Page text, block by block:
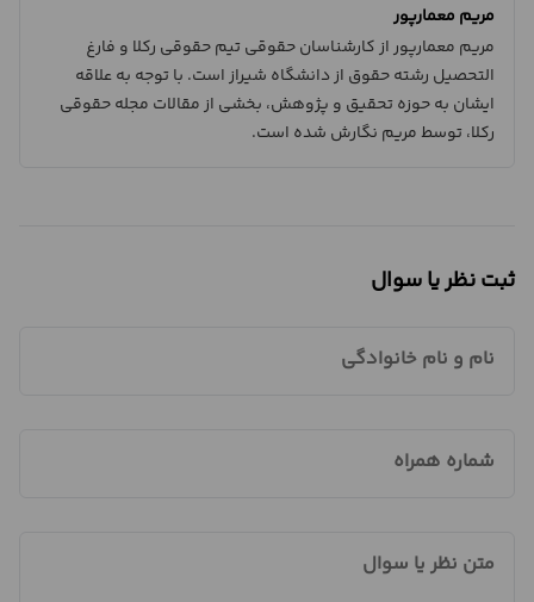
مریم معمارپور
مریم معمارپور از کارشناسان حقوقی تیم حقوقی رکلا و فارغ
التحصیل رشته حقوق از دانشگاه شیراز است. با توجه به علاقه
ایشان به حوزه تحقیق و پژوهش، بخشی از مقالات مجله حقوقی
رکلا، توسط مریم نگارش شده است.
ثبت نظر یا سوال
نام و نام خانوادگی
شماره همراه
متن نظر یا سوال